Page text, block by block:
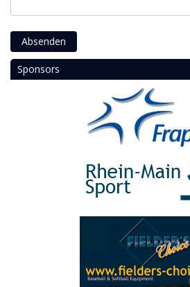
Absenden
Sponsors